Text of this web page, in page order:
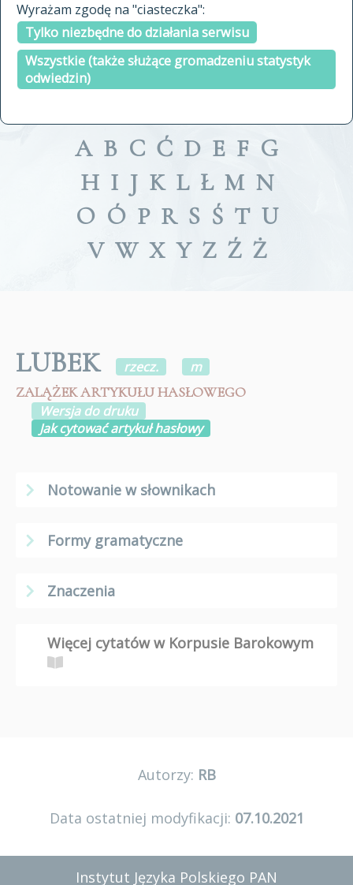
Wyrażam zgodę na "ciasteczka":
Tylko niezbędne do działania serwisu
Wszystkie (także służące gromadzeniu statystyk
odwiedzin)
indeksie
a fronte
a tergo
A B C Ć D E F G
H I J K L Ł M N
O Ó P R S Ś T U
V W X Y Z Ź Ż
LUBEK rzecz.
m
ZALĄŻEK ARTYKUŁU HASŁOWEGO
Wersja do druku
Jak cytować artykuł hasłowy
Notowanie w słownikach
Formy gramatyczne
Znaczenia
Więcej cytatów w Korpusie Barokowym
Autorzy: RB
Data ostatniej modyfikacji: 07.10.2021
Instytut Języka Polskiego PAN